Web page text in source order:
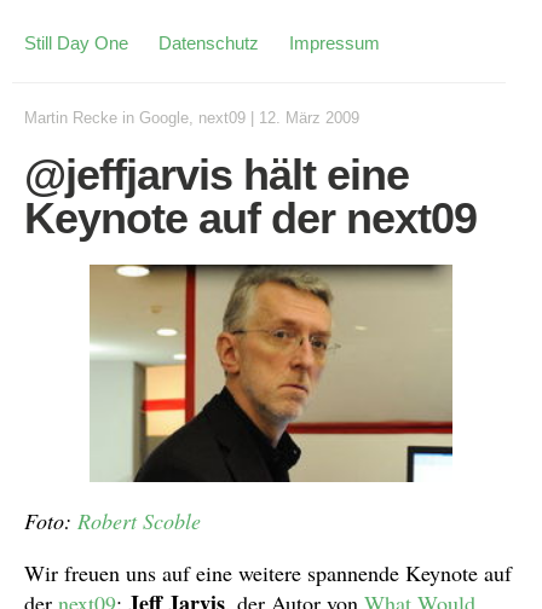
Still Day One Datenschutz Impressum
Martin Recke in Google, next09 12. März 2009
@jeffjarvis hält eine
Keynote auf der next09
Foto: Robert Scoble
Wir freuen uns auf eine weitere spannende Keynote auf
der next09: , der Autor von What Would